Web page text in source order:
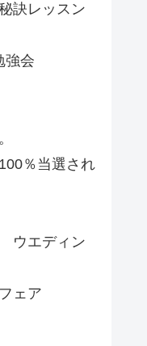
訣レッスン
強会
％当選され
ウエディン
ェア